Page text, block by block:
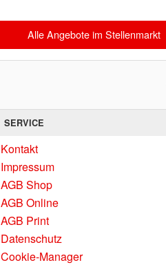
Alle Angebote im Stellenmarkt
SERVICE
Kontakt
Impressum
AGB Shop
AGB Online
AGB Print
Datenschutz
Cookie-Manager